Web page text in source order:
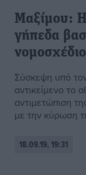
Μαξίμου: Η
γήπεδα
νομοσχέδιο
Σύσκεψη υπό
αντικείμενο το
αντιμετώπιση
με την κύρωση
18.09.19, 19:31